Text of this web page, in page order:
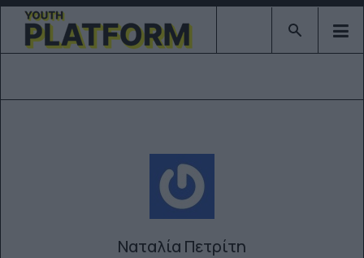
Type 2 or
Ναταλία Πετρίτη